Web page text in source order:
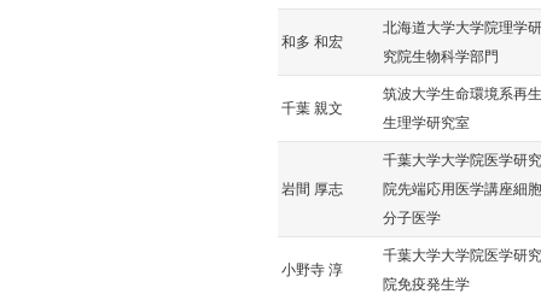
和多 和宏
北海道大学大学院理学研
究院生物科学部門
千葉 親文
筑波大学生命環境系再生
生理学研究室
岩間 厚志
千葉大学大学院医学研究
院先端応用医学講座細胞
分子医学
小野寺 淳
千葉大学大学院医学研究
院免疫発生学